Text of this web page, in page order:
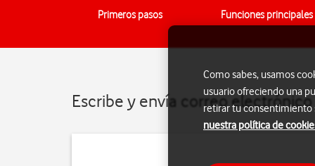
Primeros pasos Funciones principales
Escribe y envía correo
Como sabes, usamos
usuario ofreciendo una
retirar tu consentimiento
nuestra política de